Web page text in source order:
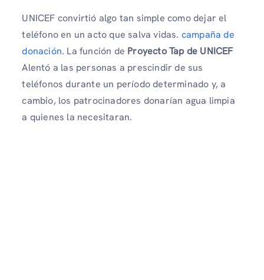
UNICEF convirtió algo tan simple como dejar el
teléfono en un acto que salva vidas. campaña de
donación. La función de Proyecto Tap de UNICEF
Alentó a las personas a prescindir de sus
teléfonos durante un período determinado y, a
cambio, los patrocinadores donarían agua limpia
a quienes la necesitaran.